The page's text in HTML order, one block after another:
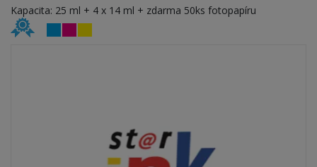
Kapacita: 25 ml + 4 x 14 ml + zdarma 50ks fotopapíru